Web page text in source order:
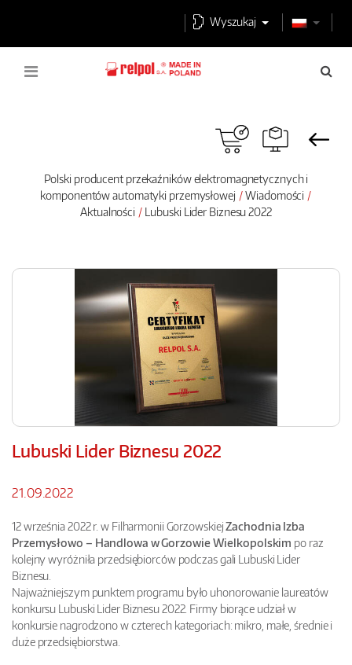
Wyszukaj
Polski producent przekaźników elektromagnetycznych i
komponentów automatyki przemysłowej
Wiadomości
Aktualności
Lubuski Lider Biznesu 2022
Lubuski Lider Biznesu 2022
21.09.2022
12 września 2022 r. w Filharmonii GorzowskiejZachodnia Izba
Przemysłowo – Handlowa w Gorzowie Wielkopolskim po raz
kolejny wyróżniła przedsiębiorców podczas gali Lubuski Lider
Biznesu.
Najważniejszym punktem programu było uhonorowanie laureatów
konkursu Lubuski Lider Biznesu 2022. Firmy biorące udział w
konkursie nagrodzono w czterech kategoriach: mikro, małe, średnie i
duże przedsiębiorstwa.